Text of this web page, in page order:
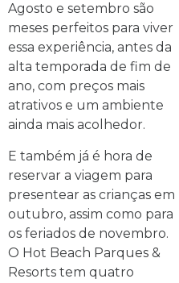
Agosto e setembro são
meses perfeitos para viver
essa experiência, antes da
alta temporada de fim de
ano, com preços mais
atrativos e um ambiente
ainda mais acolhedor.
E também já é hora de
reservar a viagem para
presentear as crianças em
outubro, assim como para
os feriados de novembro.
O Hot Beach Parques &
Resorts tem quatro